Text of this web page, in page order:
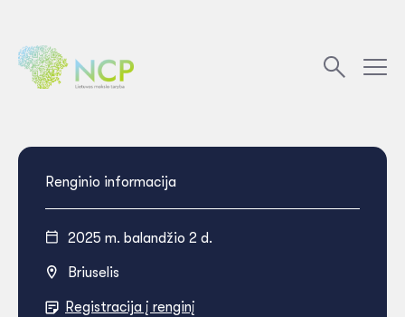
Renginio informacija
2025 m. balandžio 2 d.
Briuselis
Registracija į renginį